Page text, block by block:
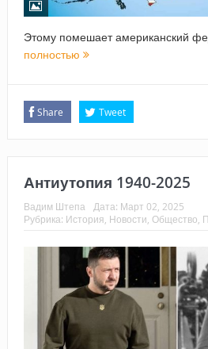
Этому помешает американский
полностью
Share Tweet
Антиутопия 1940-2025
Вадим Штепа Дата: Март 02, 2025
Рубрика: История, Новости, Общество,